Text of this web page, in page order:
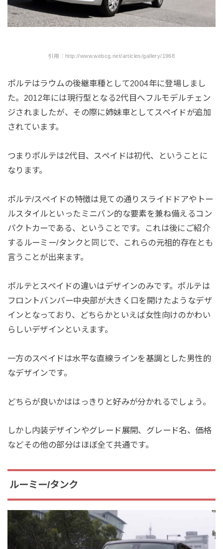
引用：http://www.webcg.net/articles/gallery/1968
ポルテはラウムの後継車種として2004年に登場しまし
た。2012年には現行型となる2代目へフルモデルチェン
ジされましたが、その際に姉妹車としてスペイドが追加
されています。
つまりポルテは2代目、スペイドは初代、ということに
なります。
ポルテ/スペイドの特徴は見ての通りスライドドアやトー
ルスタイルといったミニバン的な要素を兼ね備えるコン
パクトカーである、ということです。これは後にご紹介
するルーミー/タンクと同じで、これらの元祖的存在とも
言うことが出来ます。
ポルテとスペイドの違いはデザインのみです。ポルテは
フロントバンパー中央部が大きく口を開けたようなデザ
インとなっており、どちらかといえば女性向けのかわい
らしいデザインといえます。
一方のスペイドは水平な直線ラインを基調とした男性的
なデザインです。
どちらが良いかははっきりと好みが分かれるでしょう。
しかし内装デザインやグレード展開、グレード名、価格
などその他の部分はほぼ全て共通です。
ルーミー/タンク